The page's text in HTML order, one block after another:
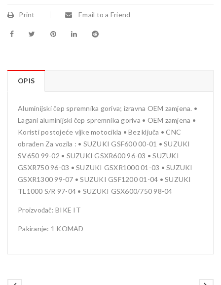
Print Email to a Friend
OPIS
Aluminijski čep spremnika goriva; izravna OEM zamjena. •
Lagani aluminijski čep spremnika goriva • OEM zamjena •
Koristi postojeće vijke motocikla • Bez ključa • CNC
obrađen Za vozila : • SUZUKI GSF600 00-01 • SUZUKI
SV650 99-02 • SUZUKI GSXR600 96-03 • SUZUKI
GSXR750 96-03 • SUZUKI GSXR1000 01-03 • SUZUKI
GSXR1300 99-07 • SUZUKI GSF1200 01-04 • SUZUKI
TL1000 S/R 97-04 • SUZUKI GSX600/750 98-04
Proizvođač: BIKE IT
Pakiranje: 1 KOMAD